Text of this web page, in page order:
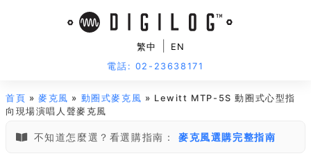
繁中
EN
電話: 02-23638171
首頁 »麥克風 » 動圈式麥克風 » Lewitt MTP-5S 動圈式心型指
向現場演唱人聲麥克風
不知道怎麼選？看選購指南： 麥克風選購完整指南